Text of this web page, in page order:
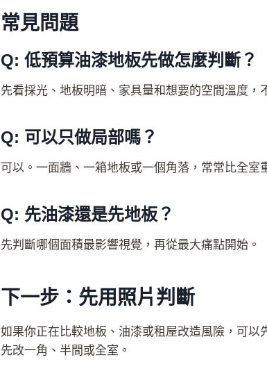
常見問題
Q: 低預算油漆地板先做怎麼判斷？
先看採光、地板明暗、家具量和想要的空間溫度，
Q: 可以只做局部嗎？
可以。一面牆、一箱地板或一個角落，常常比全室
Q: 先油漆還是先地板？
先判斷哪個面積最影響視覺，再從最大痛點開始。
下一步：先用照片判斷
如果你正在比較地板、油漆或租屋改造風險，可以
先改一角、半間或全室。